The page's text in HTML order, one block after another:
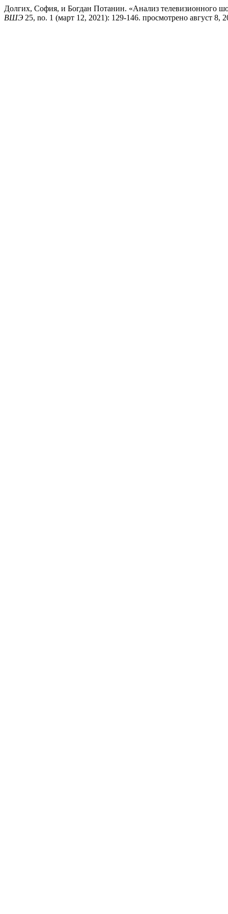
Долгих, София, и Богдан Потанин. «Анализ телевизионного
ВШЭ 25, no. 1 (март 12, 2021): 129-146. просмотрено август 8,